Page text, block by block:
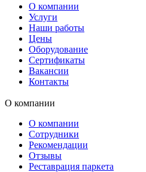
О компании
Услуги
Наши работы
Цены
Оборудование
Сертификаты
Вакансии
Контакты
О компании
О компании
Сотрудники
Рекомендации
Отзывы
Реставрация паркета